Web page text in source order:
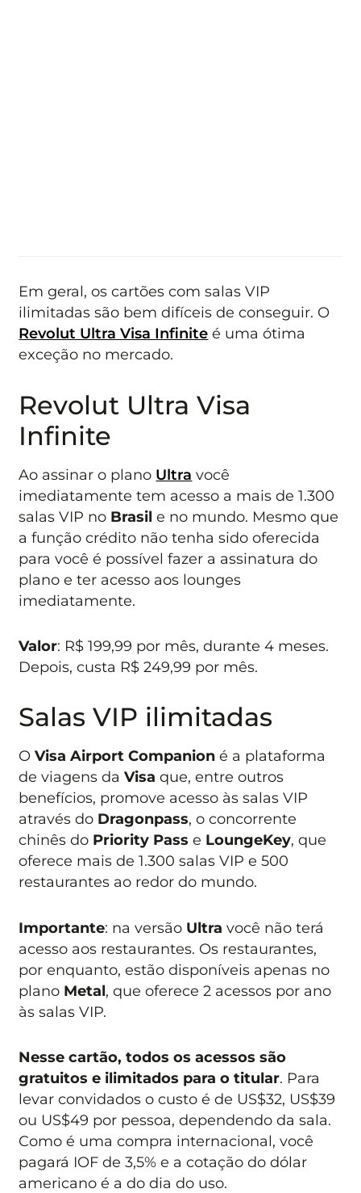
Em geral, os cartões com salas VIP
ilimitadas são bem difíceis de conseguir. O
Revolut Ultra Visa Infinite é uma ótima
exceção no mercado.
Revolut Ultra Visa
Infinite
Ao assinar o plano Ultra você
imediatamente tem acesso a mais de 1.300
salas VIP no Brasile no mundo. Mesmo que
a função crédito não tenha sido oferecida
para você é possível fazer a assinatura do
plano e ter acesso aos lounges
imediatamente.
Valor: R$ 199,99 por mês, durante 4 meses.
Depois, custa R$ 249,99 por mês.
Salas VIP ilimitadas
OVisa Airport Companion é a plataforma
de viagens daVisaque, entre outros
benefícios, promove acesso às salas VIP
através do Dragonpass, o concorrente
chinês do Priority Pass e LoungeKey, que
oferece mais de 1.300 salas VIP e 500
restaurantes ao redor do mundo.
Importante: na versão Ultravocê não terá
acesso aos restaurantes. Os restaurantes,
por enquanto, estão disponíveis apenas no
plano Metal, que oferece 2 acessos por ano
às salas VIP.
Nesse cartão, todos os acessos são
gratuitos e ilimitados para o titular. Para
levar convidados o custo é de US$32, US$39
ou US$49 por pessoa, dependendo da sala.
Como é uma compra internacional, você
pagará IOF de 3,5% e a cotação do dólar
americano é a do dia do uso.